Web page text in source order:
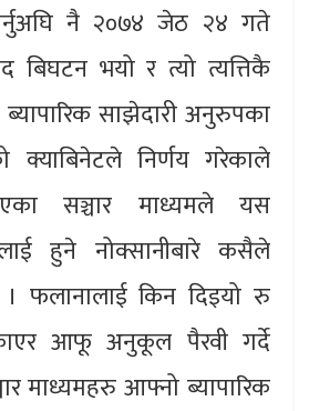
नै २०७४ जेठ २४ गते
बिघटन भयो र त्यो त्यत्तिकै
साझेदारी अनुरुपका
क्याबिनेटले निर्णय गरेकाले
सञ्चार माध्यमले यस
हुने नोक्सानीबारे कसैले
फलानालाई किन दिइयो रु
आफू अनुकूल पैरवी गर्दे
माध्यमहरु आफ्नो ब्यापारिक